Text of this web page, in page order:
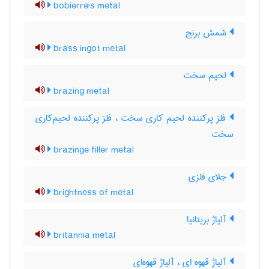
bobierre's metal
شمش برنج
brass ingot metal
لحیم سخت
brazing metal
فلز پرکننده لحیم کاری سخت ، فلز پرکننده لحیم‌کاری
سخت
brazinge filler metal
جلای فلزی
brightness of metal
آلیاژ بریتانیا
britannia metal
آلیاژ قهوه ای ، آلیاژ قهوه‌ای